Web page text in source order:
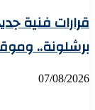
قرارات فنية
برشلونة..
07/08/2026